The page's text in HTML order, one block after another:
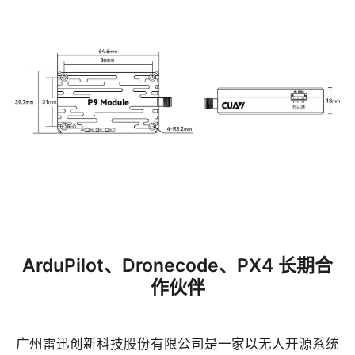
ArduPilot、Dronecode、PX4 长期合
作伙伴
广州雷迅创新科技股份有限公司是一家以无人开源系统